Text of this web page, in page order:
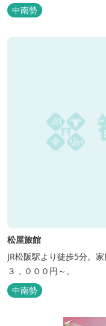
中南勢
松屋旅館
JR松阪駅より徒歩5分。
３，０００円～。
中南勢